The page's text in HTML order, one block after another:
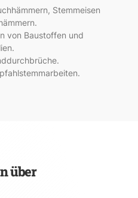
Stemmeisen
von Baustoffen und
über